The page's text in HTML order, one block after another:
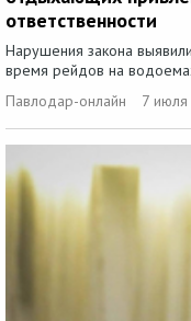
ответственности
Нарушения закона
время рейдов на
Павлодар-онлайн
7